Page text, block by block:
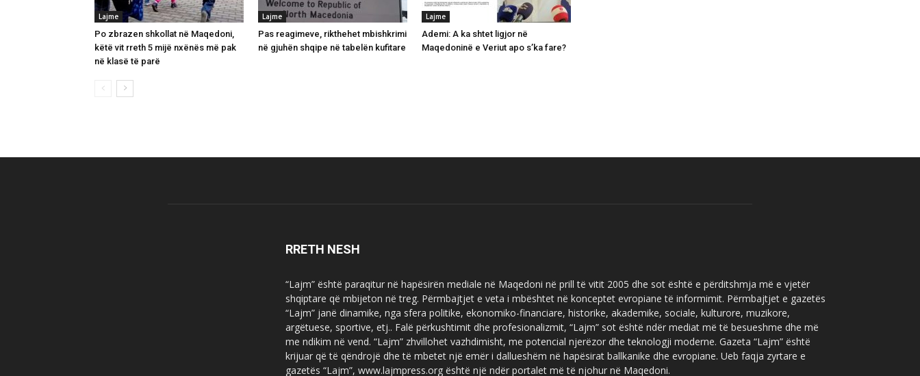
Lajme
Po zbrazen shkollat në Maqedoni,
këtë vit rreth 5 mijë nxënës më pak
në klasë të parë
Lajme
Pas reagimeve, rikthehet mbishkrimi
në gjuhën shqipe në tabelën kufitare
Lajme
Ademi: A ka shtet ligjor në
Maqedoninë e Veriut apo s’ka fare?
RRETH NESH
“Lajm” është paraqitur në hapësirën mediale në Maqedoni në prill të vitit 2005 dhe sot është e përditshmja më e vjetër
shqiptare që mbijeton në treg. Përmbajtjet e veta i mbështet në konceptet evropiane të informimit. Përmbajtjet e gazetës
“Lajm” janë dinamike, nga sfera politike, ekonomiko-financiare, historike, akademike, sociale, kulturore, muzikore,
argëtuese, sportive, etj.. Falë përkushtimit dhe profesionalizmit, “Lajm” sot është ndër mediat më të besueshme dhe më
me ndikim në vend. “Lajm” zhvillohet vazhdimisht, me potencial njerëzor dhe teknologji moderne. Gazeta “Lajm” është
krijuar që të qëndrojë dhe të mbetet një emër i dallueshëm në hapësirat ballkanike dhe evropiane. Ueb faqja zyrtare e
gazetës “Lajm”, www.lajmpress.org është një ndër portalet më të njohur në Maqedoni.